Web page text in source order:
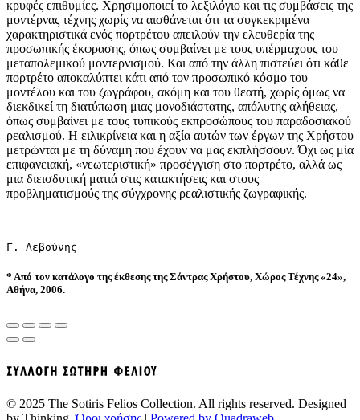
κρυφές επιθυμίες. Χρησιμοποιεί το λεξιλόγιο και τις συμβάσεις της
μοντέρνας τέχνης χωρίς να αισθάνεται ότι τα συγκεκριμένα
χαρακτηριστικά ενός πορτρέτου απειλούν την ελευθερία της
προσωπικής έκφρασης, όπως συμβαίνει με τους υπέρμαχους του
μεταπολεμικού μοντερνισμού. Και από την άλλη πιστεύει ότι κάθε
πορτρέτο αποκαλύπτει κάτι από τον προσωπικό κόσμο του
μοντέλου και του ζωγράφου, ακόμη και του θεατή, χωρίς όμως να
διεκδικεί τη διατύπωση μιας μονοδιάστατης, απόλυτης αλήθειας,
όπως συμβαίνει με τους τυπικούς εκπροσώπους του παραδοσιακού
ρεαλισμού. Η ειλικρίνεια και η αξία αυτών των έργων της Χρήστου
μετρώνται με τη δύναμη που έχουν να μας εκπλήσσουν. Όχι ως μία
επιφανειακή, «νεωτεριστική» προσέγγιση στο πορτρέτο, αλλά ως
μια διεισδυτική ματιά στις κατακτήσεις και στους
προβληματισμούς της σύγχρονης ρεαλιστικής ζωγραφικής.
Γ. Λεβούνης
* Από τον κατάλογο της έκθεσης της Σάντρας Χρήστου, Χώρος Τέχνης«24»,
Αθήνα, 2006.
© 2025 The Sotiris Felios Collection. All rights reserved. Designed